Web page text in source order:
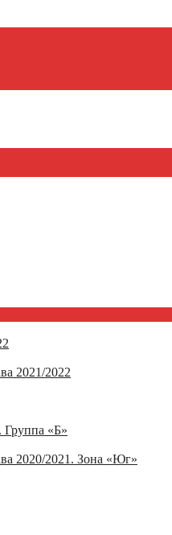
2021/2022
Группа «Б»
2020/2021. Зона «Юг»